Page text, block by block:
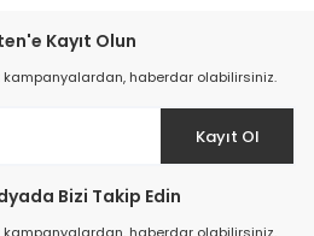
Kayıt Olun
kampanyalardan, haberdar olabilirsiniz.
Kayıt Ol
Bizi Takip Edin